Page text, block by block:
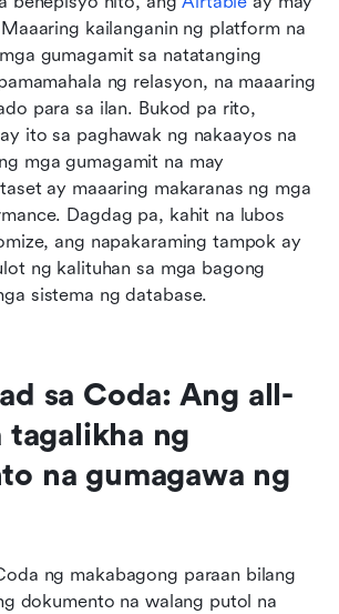
kailanganin ng platform na
gumagamit sa natatanging
ng relasyon, na maaaring
para sa ilan. Bukod pa rito,
ito sa paghawak ng nakaayos na
mga gumagamit na may
ay maaaring makaranas ng mga
Dagdag pa, kahit na lubos
ang napakaraming tampok ay
ng kalituhan sa mga bagong
sistema ng database.
sa Coda: Ang all-
tagalikha ng
na gumagawa ng
ng makabagong paraan bilang
dokumento na walang putol na